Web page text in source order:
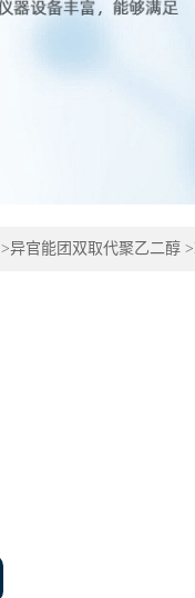
>异官能团双取代聚乙二醇 >